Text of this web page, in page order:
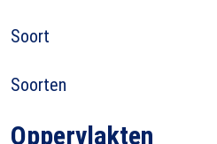
Soort
Soorten
Oppervlakten